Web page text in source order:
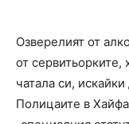
Озверелият от
от сервитьорките,
чатала си,
Полицаите в